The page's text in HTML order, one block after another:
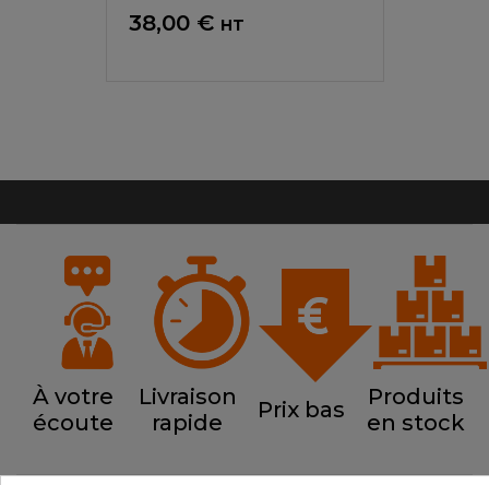
Prix
38,00 € HT
À votre
écoute
Livraison
rapide
Prix bas
Produits
en stock